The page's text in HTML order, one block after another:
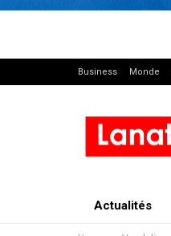
Business Monde
Actualités